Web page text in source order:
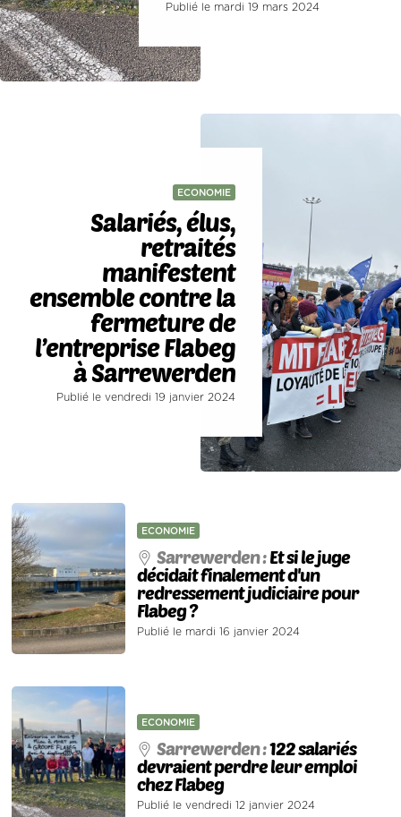
Publié le mardi 19 mars 2024
ECONOMIE
Salariés, élus,
retraités
manifestent
ensemble contre la
fermeture de
l’entreprise Flabeg
à Sarrewerden
Publié le vendredi 19 janvier 2024
ECONOMIE
Sarrewerden :Et si le juge
décidait finalement d'un
redressement judiciaire pour
Flabeg ?
Publié le mardi 16 janvier 2024
ECONOMIE
Sarrewerden :122 salariés
devraient perdre leur emploi
chez Flabeg
Publié le vendredi 12 janvier 2024